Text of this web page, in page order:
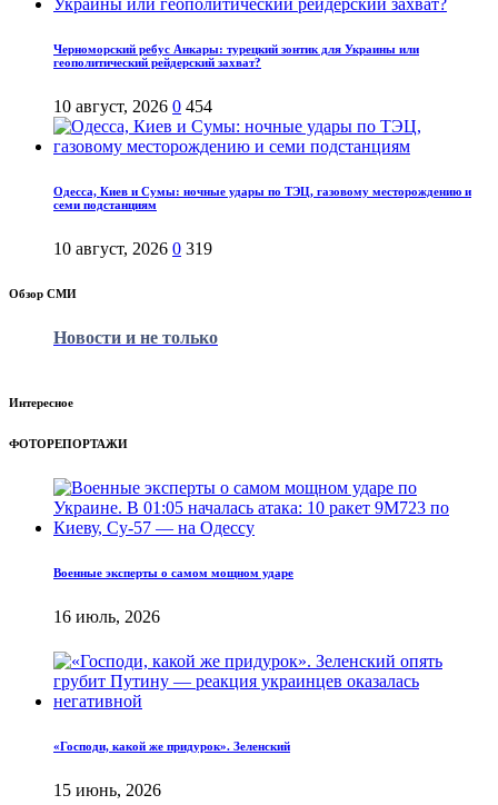
Черноморский ребус Анкары: турецкий зонтик для Украины или
геополитический рейдерский захват?
10 август, 2026 0 454
Одесса, Киев и Сумы: ночные удары по ТЭЦ, газовому месторождению и
семи подстанциям
10 август, 2026 0 319
Обзор СМИ
Новости и не только
Интересное
ФОТОРЕПОРТАЖИ
Военные эксперты о самом мощном ударе
16 июль, 2026
«Господи, какой же придурок». Зеленский
15 июнь, 2026